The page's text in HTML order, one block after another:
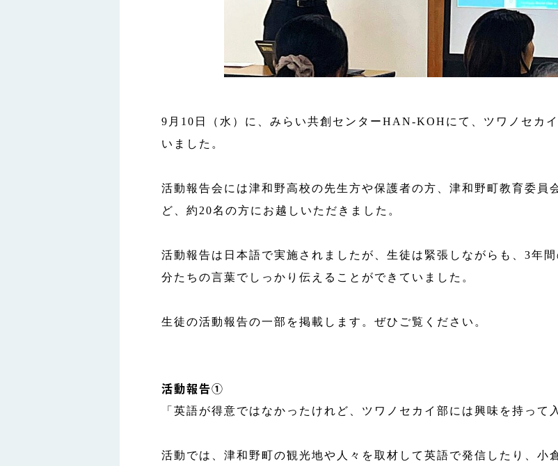
9月10日（水）に、みらい共創センターHAN-KOHにて、ツワノセカ
いました。
活動報告会には津和野高校の先生方や保護者の方、津和野町教育委員
ど、約20名の方にお越しいただきました。
活動報告は日本語で実施されましたが、生徒は緊張しながらも、3年
分たちの言葉でしっかり伝えることができていました。
生徒の活動報告の一部を掲載します。ぜひご覧ください。
活動報告①
「英語が得意ではなかったけれど、ツワノセカイ部には興味を持って
活動では、津和野町の観光地や人々を取材して英語で発信したり、小